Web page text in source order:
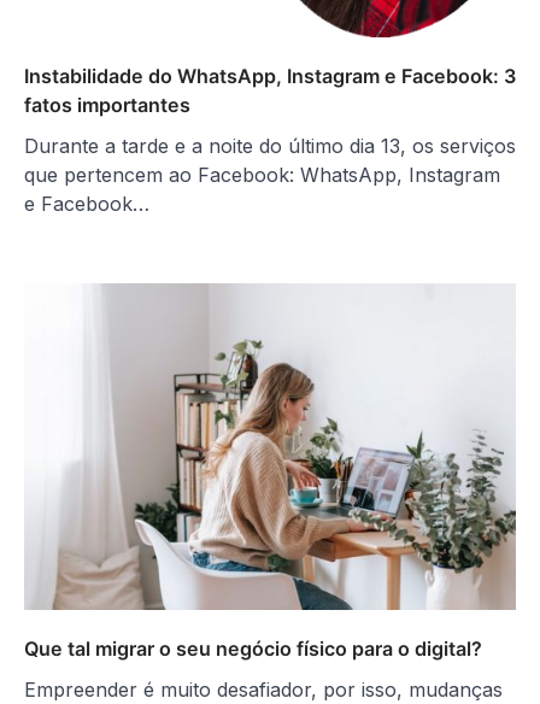
Instabilidade do WhatsApp, Instagram e Facebook: 3
fatos importantes
Durante a tarde e a noite do último dia 13, os serviços
que pertencem ao Facebook: WhatsApp, Instagram
e Facebook…
Que tal migrar o seu negócio físico para o digital?
Empreender é muito desafiador, por isso, mudanças